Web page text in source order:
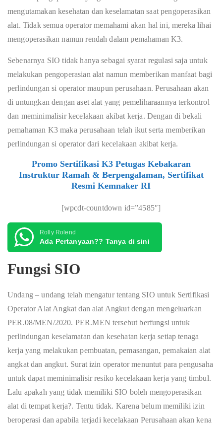
mengutamakan kesehatan dan keselamatan saat pengoperasikan
alat. Tidak semua operator memahami akan hal ini, mereka lihai
mengoperasikan namun rendah dalam pemahaman K3.
Sebenarnya SIO tidak hanya sebagai syarat regulasi saja untuk
melakukan pengoperasian alat namun memberikan manfaat bagi
perlindungan si operator maupun perusahaan. Perusahaan akan
di untungkan dengan aset alat yang pemeliharaannya terkontrol
dan meminimalisir kecelakaan akibat kerja. Dengan di bekali
pemahaman K3 maka perusahaan telah ikut serta memberikan
perlindungan si operator dari kecelakaan akibat kerja.
Promo Sertifikasi K3 Petugas Kebakaran
Instruktur Ramah & Berpengalaman, Sertifikat
Resmi Kemnaker RI
[wpcdt-countdown id=”4585″]
Rolly Rolend
Ada Pertanyaan?? Tanya di sini
Fungsi SIO
Undang – undang telah mengatur tentang SIO untuk Sertifikasi
Operator Alat Angkat dan alat Angkut dengan mengeluarkan
PER.08/MEN/2020. PER.MEN tersebut berfungsi untuk
perlindungan keselamatan dan kesehatan kerja setiap tenaga
kerja yang melakukan pembuatan, pemasangan, pemakaian alat
angkat dan angkut. Surat izin operator menuntut para pengusaha
untuk dapat meminimalisir resiko kecelakaan kerja yang timbul.
Lalu apakah yang tidak memiliki SIO boleh mengoperasikan
alat di tempat kerja?. Tentu tidak. Karena belum memiliki izin
beroperasi dan apabila terjadi kecelakaan Perusahaan akan kena